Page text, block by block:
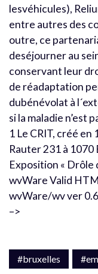
lesvéhicules),
entre autres des
outre, ce
deséjourner au
conservant leur
de réadaptation
dubénévolat à
si la maladie n’est
1 Le CRIT, créé en
Rauter 231 à
Exposition « Drôle
wvWare Valid
wvWare/wv ver
–>
#bruxelles